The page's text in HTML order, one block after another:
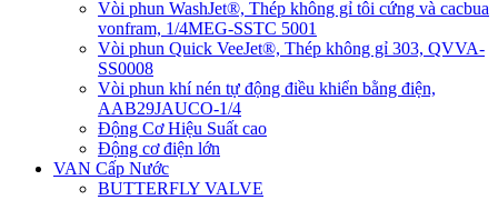
Vòi phun WashJet®, Thép không gỉ tôi cứng và cacbua
vonfram, 1/4MEG-SSTC 5001
Vòi phun Quick VeeJet®, Thép không gỉ 303, QVVA-
SS0008
Vòi phun khí nén tự động điều khiển bằng điện,
AAB29JAUCO-1/4
Động Cơ Hiệu Suất cao
Động cơ điện lớn
VAN Cấp Nước
BUTTERFLY VALVE